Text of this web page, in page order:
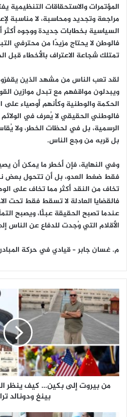
المؤتمرات والاستحقاقات
مراجعة وتجديد ومحاسبة، لا مناسبة
السياسية بخطابات جديدة ووجوه أكثر
فالوطن لا يحتاج مزيدًا من محترفي
تمتلك شجاعة الاعتراف بالأخطاء قبل
لقد تعب الناس من مشهد الذين
ويبدلون مواقفهم مع تبدل موازين
الحكمة والوطنية وكأنهم أوصياء على
فالوطني الحقيقي لا يُعرف في
الرسمية، بل في لحظات الخطر، ولا
بل قربه من وجع الناس.
وفي النهاية، فإن أخطر ما يمكن أن
فقط ضغط العدو، بل أن تتحول بعض
تخاف من النقد أكثر مما تخاف على
فالقضايا العادلة لا تسقط فقط تحت
عندما تصبح الحقيقة عبئًا، ويصبح
الأقلام التي وُجدت للدفاع عن الناس
م. غسان جابر – قيادي في حركة
م
ن
ب
ر
و
ت
إ
ل
من بيروت إلى بكين… كيف ينظر
بينغ ودونالد